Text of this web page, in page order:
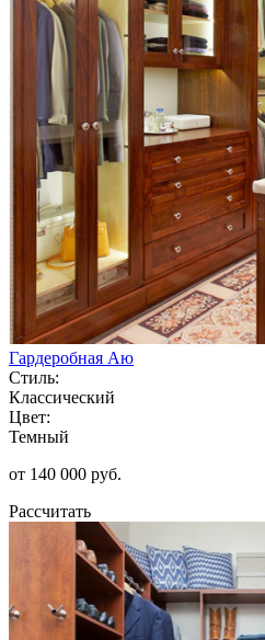
Гардеробная Аю
Стиль:
Классический
Цвет:
Темный
от 140 000 руб.
Рассчитать